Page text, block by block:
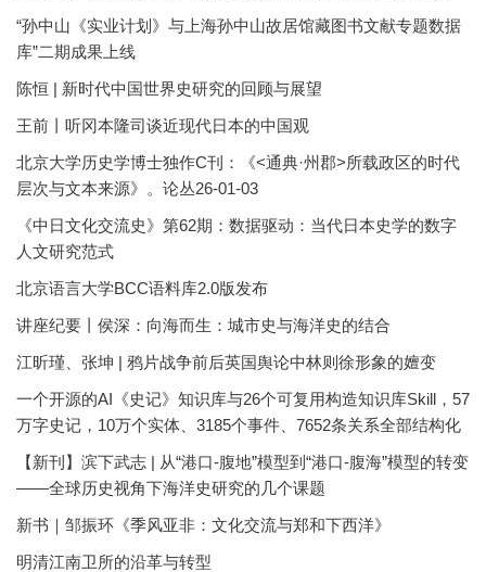
“孙中山《实业计划》与上海孙中山故居馆藏图书文献专题数据
库”二期成果上线
陈恒 | 新时代中国世界史研究的回顾与展望
王前丨听冈本隆司谈近现代日本的中国观
北京大学历史学博士独作C刊：《<通典·州郡>所载政区的时代
层次与文本来源》。论丛26-01-03
《中日文化交流史》第62期：数据驱动：当代日本史学的数字
人文研究范式
北京语言大学BCC语料库2.0版发布
讲座纪要丨侯深：向海而生：城市史与海洋史的结合
江昕瑾、张坤 | 鸦片战争前后英国舆论中林则徐形象的嬗变
一个开源的AI《史记》知识库与26个可复用构造知识库Skill，57
万字史记，10万个实体、3185个事件、7652条关系全部结构化
【新刊】滨下武志 | 从“港口-腹地”模型到“港口-腹海”模型的转变
——全球历史视角下海洋史研究的几个课题
新书｜邹振环《季风亚非：文化交流与郑和下西洋》
明清江南卫所的沿革与转型